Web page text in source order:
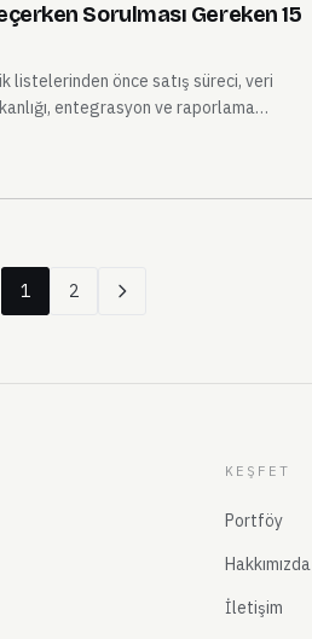
Sorulması Gereken 15
listelerinden önce satış süreci, veri
entegrasyon ve raporlama
1 2
KEŞFET
Portföy
Hakkımızda
İletişim